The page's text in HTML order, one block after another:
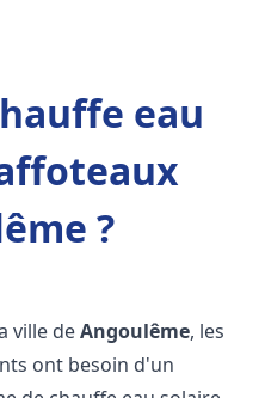
eau
?
ville deAngoulême, les
ont besoin d'un